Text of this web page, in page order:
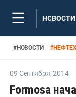
НОВОСТИ
#НОВОСТИ #
09 Сентября, 2014
Formosa